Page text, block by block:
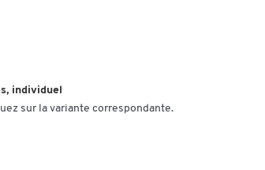
individuel
sur la variante correspondante.